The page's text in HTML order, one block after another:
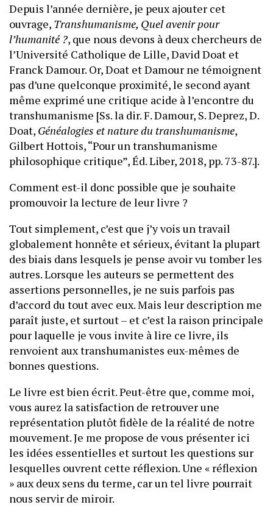
Depuis l’année dernière, je peux ajouter cet
ouvrage, Transhumanisme, Quel avenir pour
l’humanité ?, que nous devons à deux chercheurs de
l’Université Catholique de Lille, David Doat et
Franck Damour. Or, Doat et Damour ne témoignent
pas d’une quelconque proximité, le second ayant
même exprimé une critique acide à l’encontre du
transhumanisme [Ss. la dir. F. Damour, S. Deprez, D.
Doat, Généalogies et nature du transhumanisme,
Gilbert Hottois, “Pour un transhumanisme
philosophique critique”, Éd. Liber, 2018, pp. 73-87.].
Comment est-il donc possible que je souhaite
promouvoir la lecture de leur livre ?
Tout simplement, c’est que j’y vois un travail
globalement honnête et sérieux, évitant la plupart
des biais dans lesquels je pense avoir vu tomber les
autres. Lorsque les auteurs se permettent des
assertions personnelles, je ne suis parfois pas
d’accord du tout avec eux. Mais leur description me
paraît juste, et surtout – et c’est la raison principale
pour laquelle je vous invite à lire ce livre, ils
renvoient aux transhumanistes eux-mêmes de
bonnes questions.
Le livre est bien écrit. Peut-être que, comme moi,
vous aurez la satisfaction de retrouver une
représentation plutôt fidèle de la réalité de notre
mouvement. Je me propose de vous présenter ici
les idées essentielles et surtout les questions sur
lesquelles ouvrent cette réflexion. Une « réflexion
» aux deux sens du terme, car un tel livre pourrait
nous servir de miroir.